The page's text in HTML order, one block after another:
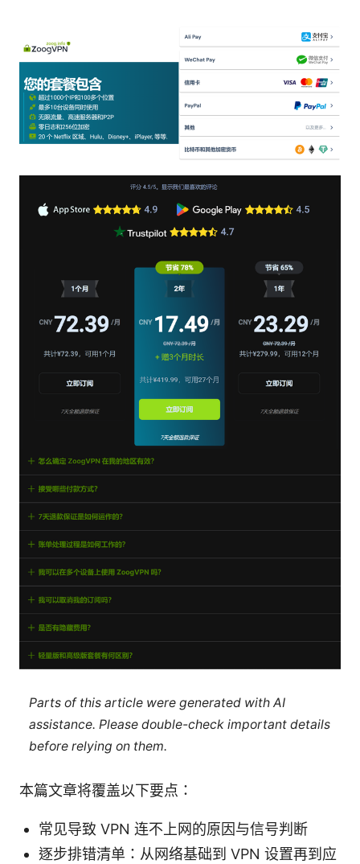
Parts of this article were generated with AI
assistance. Please double-check important details
before relying on them.
本篇文章将覆盖以下要点：
常见导致 VPN 连不上网的原因与信号判断
逐步排错清单：从网络基础到 VPN 设置再到应